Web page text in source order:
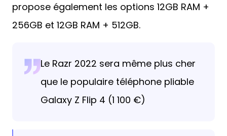
propose également les options 12GB RAM +
256GB et 12GB RAM + 512GB.
Le Razr 2022 sera même plus cher
que le populaire téléphone pliable
Galaxy Z Flip 4 (1 100 €)